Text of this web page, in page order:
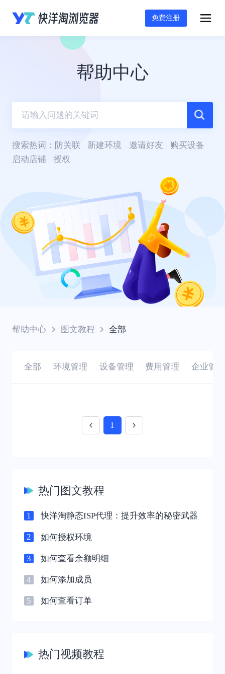
免费注册
帮助中心
搜索热词： 防关联 新建环境 邀请好友
购买设备
启动店铺
授权
帮助中心 图文教程 全部
全部 环境管理 设备管理 费用管理 企业管
1
热门图文教程
1 快洋淘静态ISP代理：提升效率的秘密武器
2 如何授权环境
3 如何查看余额明细
4 如何添加成员
5 如何查看订单
热门视频教程